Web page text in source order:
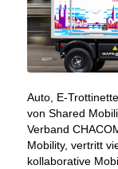
Auto, E-
von Shared
Verband
Mobility, vertritt
kollaborative